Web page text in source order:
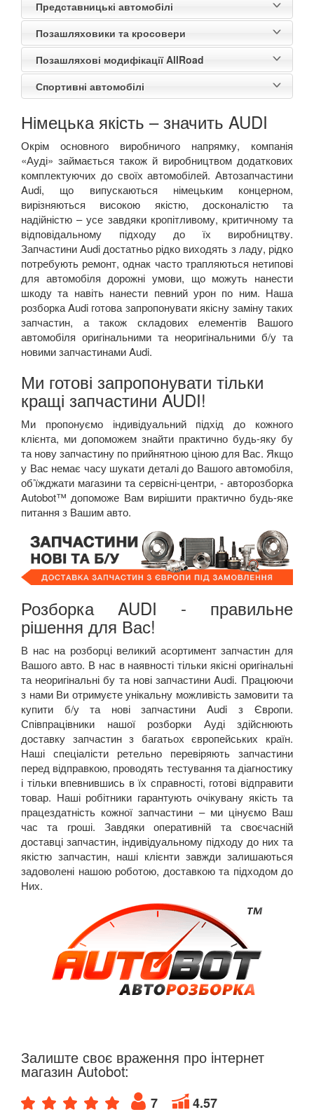
Представницькі автомобілі
Позашляховики та кросовери
Позашляхові модифікації AllRoad
Спортивні автомобілі
Німецька якість – значить AUDI
Окрім основного виробничого напрямку, компанія
«Ауді» займається також й виробництвом додаткових
комплектуючих до своїх автомобілей. Автозапчастини
Audi, що випускаються німецьким концерном,
вирізняються високою якістю, досконалістю та
надійністю – усе завдяки кропітливому, критичному та
відповідальному підходу до їх виробництву.
ЗапчастиниAudi достатньо рідко виходять з ладу, рідко
потребують ремонт, однак часто трапляються нетипові
для автомобіля дорожні умови, що можуть нанести
шкоду та навіть нанести певний урон по ним. Наша
розборкаAudi готова запропонувати якісну заміну таких
запчастин, а також складових елементів Вашого
автомобіля оригінальними та неоригінальними б/у та
новими запчастинамиAudi.
Ми готові запропонувати тільки
кращі запчастини AUDI!
Ми пропонуємо індивідуальний підхід до кожного
клієнта, ми допоможем знайти практично будь-яку бу
та нову запчастину по прийнятною ціною для Вас. Якщо
у Вас немає часу шукати деталі до Вашого автомобіля,
об’їжджати магазини та сервісні-центри, - авторозборка
Autobot™ допоможе Вам вирішити практично будь-яке
питання з Вашим авто.
Розборка AUDI - правильне
рішення для Вас!
В нас на розборці великий асортимент запчастин для
Вашого авто. В нас в наявності тільки якісні оригінальні
та неоригінальні бу та нові запчастини Audi. Працюючи
з нами Ви отримуєте унікальну можливість замовити та
купити б/у та нові запчастини Audi з Європи.
Співпрацівники нашої розборки Ауді здійснюють
доставку запчастин з багатьох європейських країн.
Наші спеціалісти ретельно перевіряють запчастини
перед відправкою, проводять тестування та діагностику
і тільки впевнившись в їх справності, готові відправити
товар. Наші робітники гарантують очікувану якість та
працездатність кожної запчастини – ми цінуємо Ваш
час та гроші. Завдяки оперативній та своєчасній
доставці запчастин, індивідуальному підходу до них та
якістю запчастин, наші клієнти завжди залишаються
задоволені нашою роботою, доставкою та підходом до
Них.
Залиште своє враження про інтернет
магазин Autobot:
7 4.57